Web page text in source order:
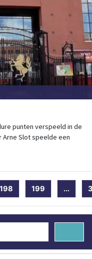
punten verspeeld in de
Slot speelde een
198 199 ...